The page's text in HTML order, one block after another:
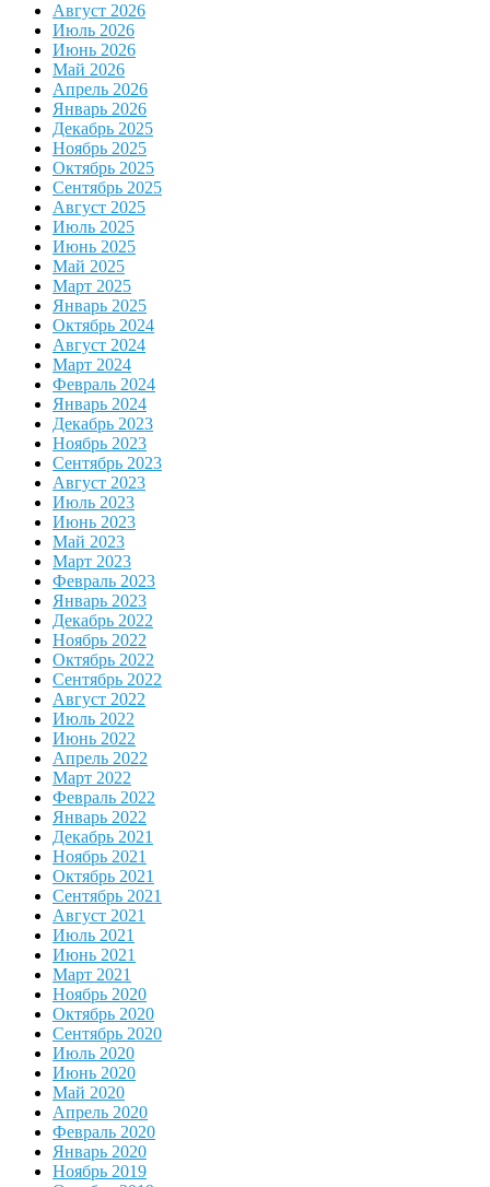
Август 2026
Июль 2026
Июнь 2026
Май 2026
Апрель 2026
Январь 2026
Декабрь 2025
Ноябрь 2025
Октябрь 2025
Сентябрь 2025
Август 2025
Июль 2025
Июнь 2025
Май 2025
Март 2025
Январь 2025
Октябрь 2024
Август 2024
Март 2024
Февраль 2024
Январь 2024
Декабрь 2023
Ноябрь 2023
Сентябрь 2023
Август 2023
Июль 2023
Июнь 2023
Май 2023
Март 2023
Февраль 2023
Январь 2023
Декабрь 2022
Ноябрь 2022
Октябрь 2022
Сентябрь 2022
Август 2022
Июль 2022
Июнь 2022
Апрель 2022
Март 2022
Февраль 2022
Январь 2022
Декабрь 2021
Ноябрь 2021
Октябрь 2021
Сентябрь 2021
Август 2021
Июль 2021
Июнь 2021
Март 2021
Ноябрь 2020
Октябрь 2020
Сентябрь 2020
Июль 2020
Июнь 2020
Май 2020
Апрель 2020
Февраль 2020
Январь 2020
Ноябрь 2019